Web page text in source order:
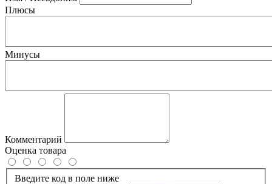
Плюсы
Минусы
Комментарий
Оценка товара
Введите код в поле ниже